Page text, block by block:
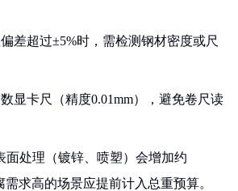
差超过±5%时，需检测钢材密度或尺
显卡尺（精度0.01mm），避免卷尺读
面处理（镀锌、喷塑）会增加约
需求高的场景应提前计入总重预算。